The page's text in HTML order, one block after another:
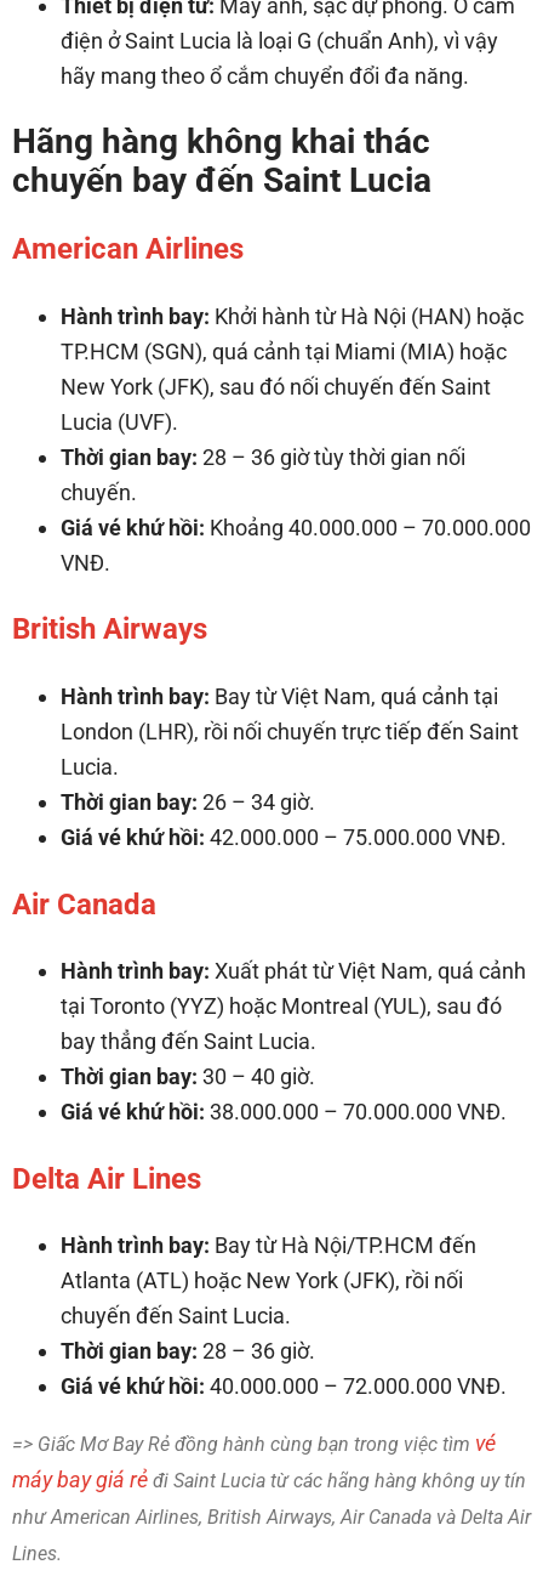
Thiết bị điện tử: Máy ảnh, sạc dự phòng. Ổ cắm
điện ở Saint Lucia là loại G (chuẩn Anh), vì vậy
hãy mang theo ổ cắm chuyển đổi đa năng.
Hãng hàng không khai thác
chuyến bay đến Saint Lucia
American Airlines
Hành trình bay: Khởi hành từ Hà Nội (HAN) hoặc
TP.HCM (SGN), quá cảnh tại Miami (MIA) hoặc
New York (JFK), sau đó nối chuyến đến Saint
Lucia (UVF).
Thời gian bay: 28 – 36 giờ tùy thời gian nối
chuyến.
Giá vé khứ hồi: Khoảng 40.000.000 – 70.000.000
VNĐ.
British Airways
Hành trình bay: Bay từ Việt Nam, quá cảnh tại
London (LHR), rồi nối chuyến trực tiếp đến Saint
Lucia.
Thời gian bay: 26 – 34 giờ.
Giá vé khứ hồi: 42.000.000 – 75.000.000 VNĐ.
Air Canada
Hành trình bay: Xuất phát từ Việt Nam, quá cảnh
tại Toronto (YYZ) hoặc Montreal (YUL), sau đó
bay thẳng đến Saint Lucia.
Thời gian bay: 30 – 40 giờ.
Giá vé khứ hồi: 38.000.000 – 70.000.000 VNĐ.
Delta Air Lines
Hành trình bay: Bay từ Hà Nội/TP.HCM đến
Atlanta (ATL) hoặc New York (JFK), rồi nối
chuyến đến Saint Lucia.
Thời gian bay: 28 – 36 giờ.
Giá vé khứ hồi: 40.000.000 – 72.000.000 VNĐ.
=> Giấc Mơ Bay Rẻ đồng hành cùng bạn trong việc tìm vé
máy bay giá rẻ đi Saint Lucia từ các hãng hàng không uy tín
như American Airlines, British Airways, Air Canada và Delta Air
Lines.